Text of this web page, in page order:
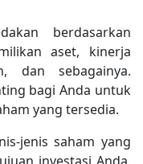
berdasarkan
aset, kinerja
dan sebagainya.
bagi Anda untuk
yang tersedia.
jenis saham yang